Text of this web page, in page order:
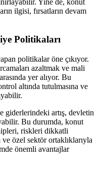
ilgisi, fırsatların devam
Politikaları
politikalar öne çıkıyor.
azaltmak ve mali
yer alıyor. Bu
altında tutulmasına ve
giderlerindeki artış, devletin
Bu durumda, konut
riskleri dikkatli
özel sektör ortaklıklarıyla
önemli avantajlar